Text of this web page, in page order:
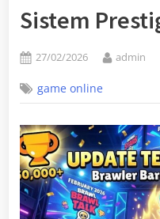
Sistem
Posted
27/02/2026 By
admin
game online